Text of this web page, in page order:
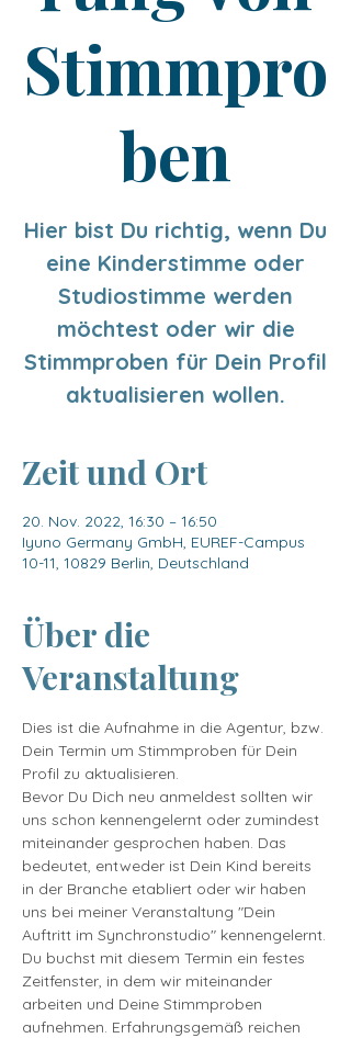
Stimmpro
ben
Hier bist Du richtig, wenn Du
eine Kinderstimme oder
Studiostimme werden
möchtest oder wir die
Stimmproben für Dein Profil
aktualisieren wollen.
Zeit und Ort
20. Nov. 2022, 16:30 – 16:50
Iyuno Germany GmbH, EUREF-Campus
10-11, 10829 Berlin, Deutschland
Über die
Veranstaltung
Dies ist die Aufnahme in die Agentur, bzw.
Dein Termin um Stimmproben für Dein
Profil zu aktualisieren.
Bevor Du Dich neu anmeldest sollten wir
uns schon kennengelernt oder zumindest
miteinander gesprochen haben. Das
bedeutet, entweder ist Dein Kind bereits
in der Branche etabliert oder wir haben
uns bei meiner Veranstaltung "Dein
Auftritt im Synchronstudio" kennengelernt.
Du buchst mit diesem Termin ein festes
Zeitfenster, in dem wir miteinander
arbeiten und Deine Stimmproben
aufnehmen. Erfahrungsgemäß reichen